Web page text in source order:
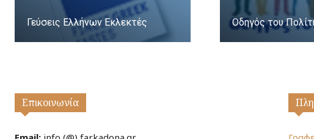
Γεύσεις Ελλήνων Εκλεκτές Οδηγός του
Επικοινωνία